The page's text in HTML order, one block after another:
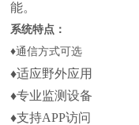
能。
系统特点：
♦通信方式可选
♦适应野外应用
♦专业监测设备
♦支持APP访问